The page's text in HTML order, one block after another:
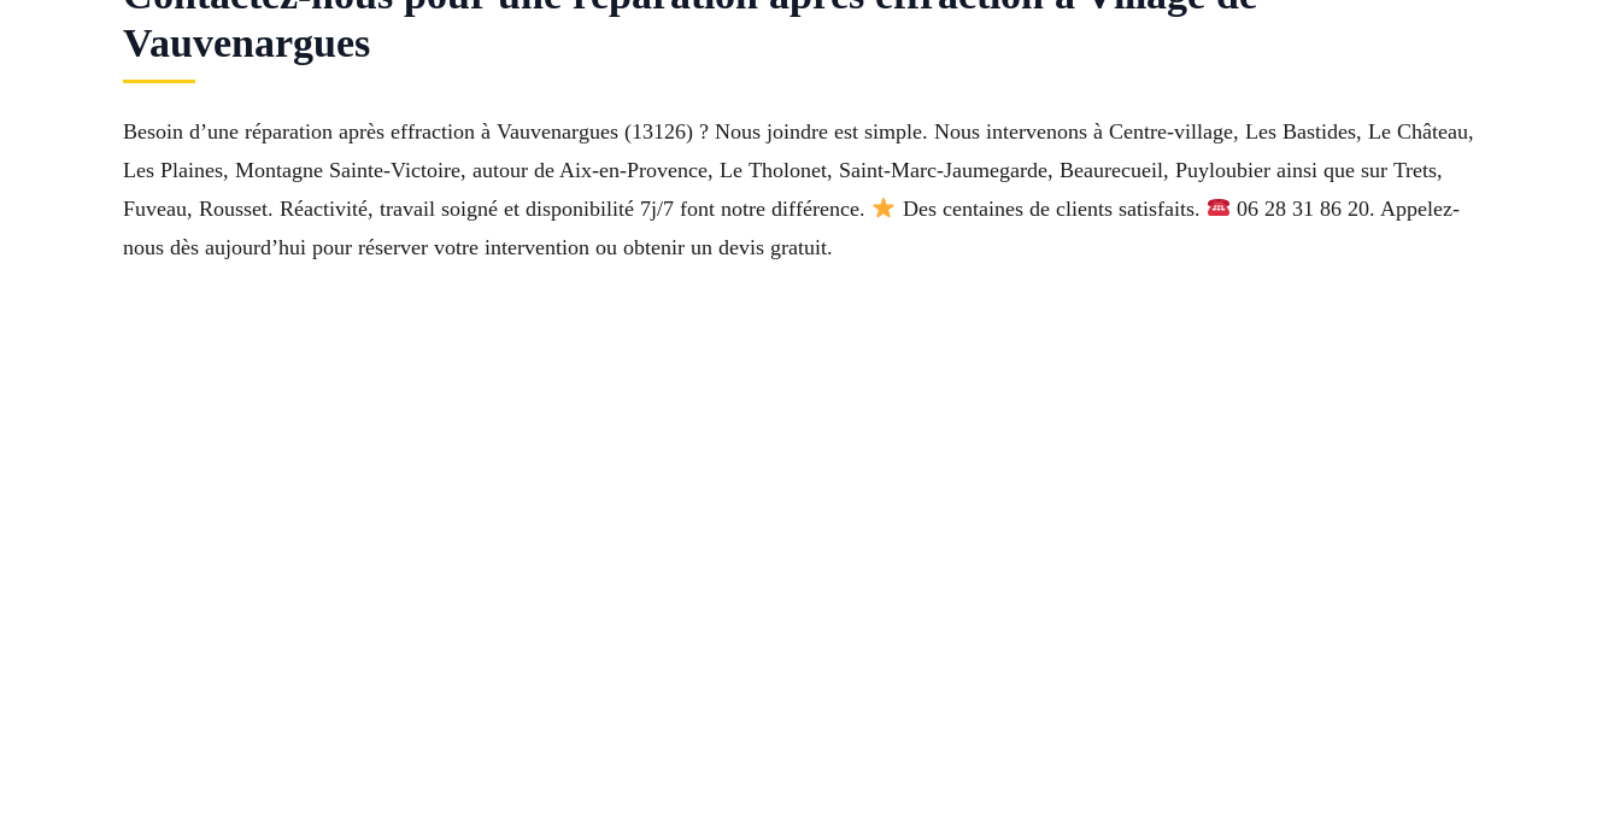
Vauvenargues
Besoin d’une réparation après effraction à Vauvenargues (13126) ? Nous joindre est simple. Nous intervenons à Centre-village, Les Bastides, Le Château,
Les Plaines, Montagne Sainte-Victoire, autour de Aix-en-Provence, Le Tholonet, Saint-Marc-Jaumegarde, Beaurecueil, Puyloubier ainsi que sur Trets,
Fuveau, Rousset. Réactivité, travail soigné et disponibilité 7j/7 font notre différence.
Des centaines de clients satisfaits.
06 28 31 86 20. Appelez-
nous dès aujourd’hui pour réserver votre intervention ou obtenir un devis gratuit.